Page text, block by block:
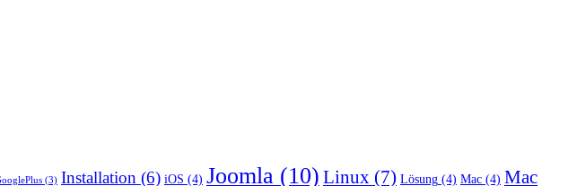
(3) Installation (6) iOS (4) Joomla (10) Linux (7) Lösung (4) Mac (4) Mac